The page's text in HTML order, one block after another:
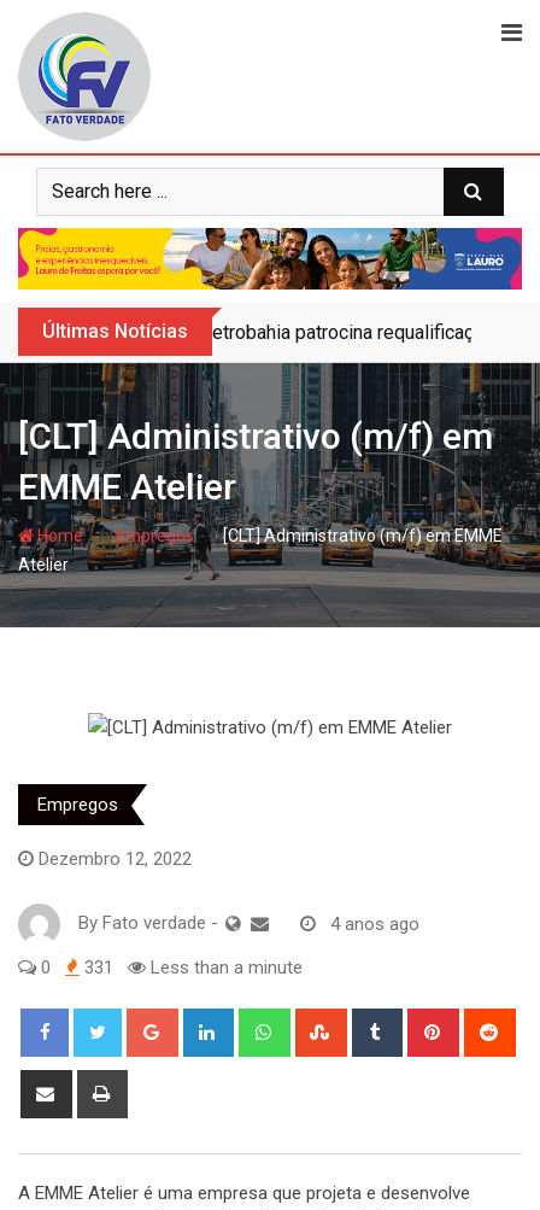
content
Últimas Notícias Petrobahia patrocina requalificação do
[CLT] Administrativo (m/f) em
EMME Atelier
Home- hjEmpregos- hj[CLT] Administrativo (m/f) em EMME
Atelier
Empregos
Dezembro 12, 2022
By Fato verdade - 4 anos ago
0 331 Less than a minute
Google+ LinkedIn WhatsappStumbleUpon
Tumblr Pinterest
Share
A EMME Atelier é uma empresa que projeta e desenvolve